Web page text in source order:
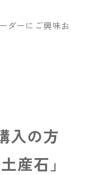
ダーにご興味お
入の方
産石」